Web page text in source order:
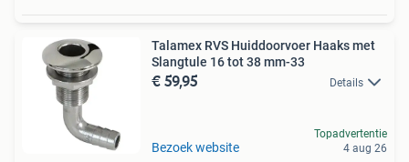
Talamex RVS Huiddoorvoer Haaks met
Slangtule 16 tot 38 mm-33
€ 59,95 Details
Bezoek website
Topadvertentie
4 aug 26